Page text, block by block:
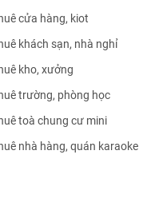
cửa hàng, kiot
khách sạn, nhà nghỉ
kho, xưởng
trường, phòng học
toà chung cư mini
nhà hàng, quán karaoke